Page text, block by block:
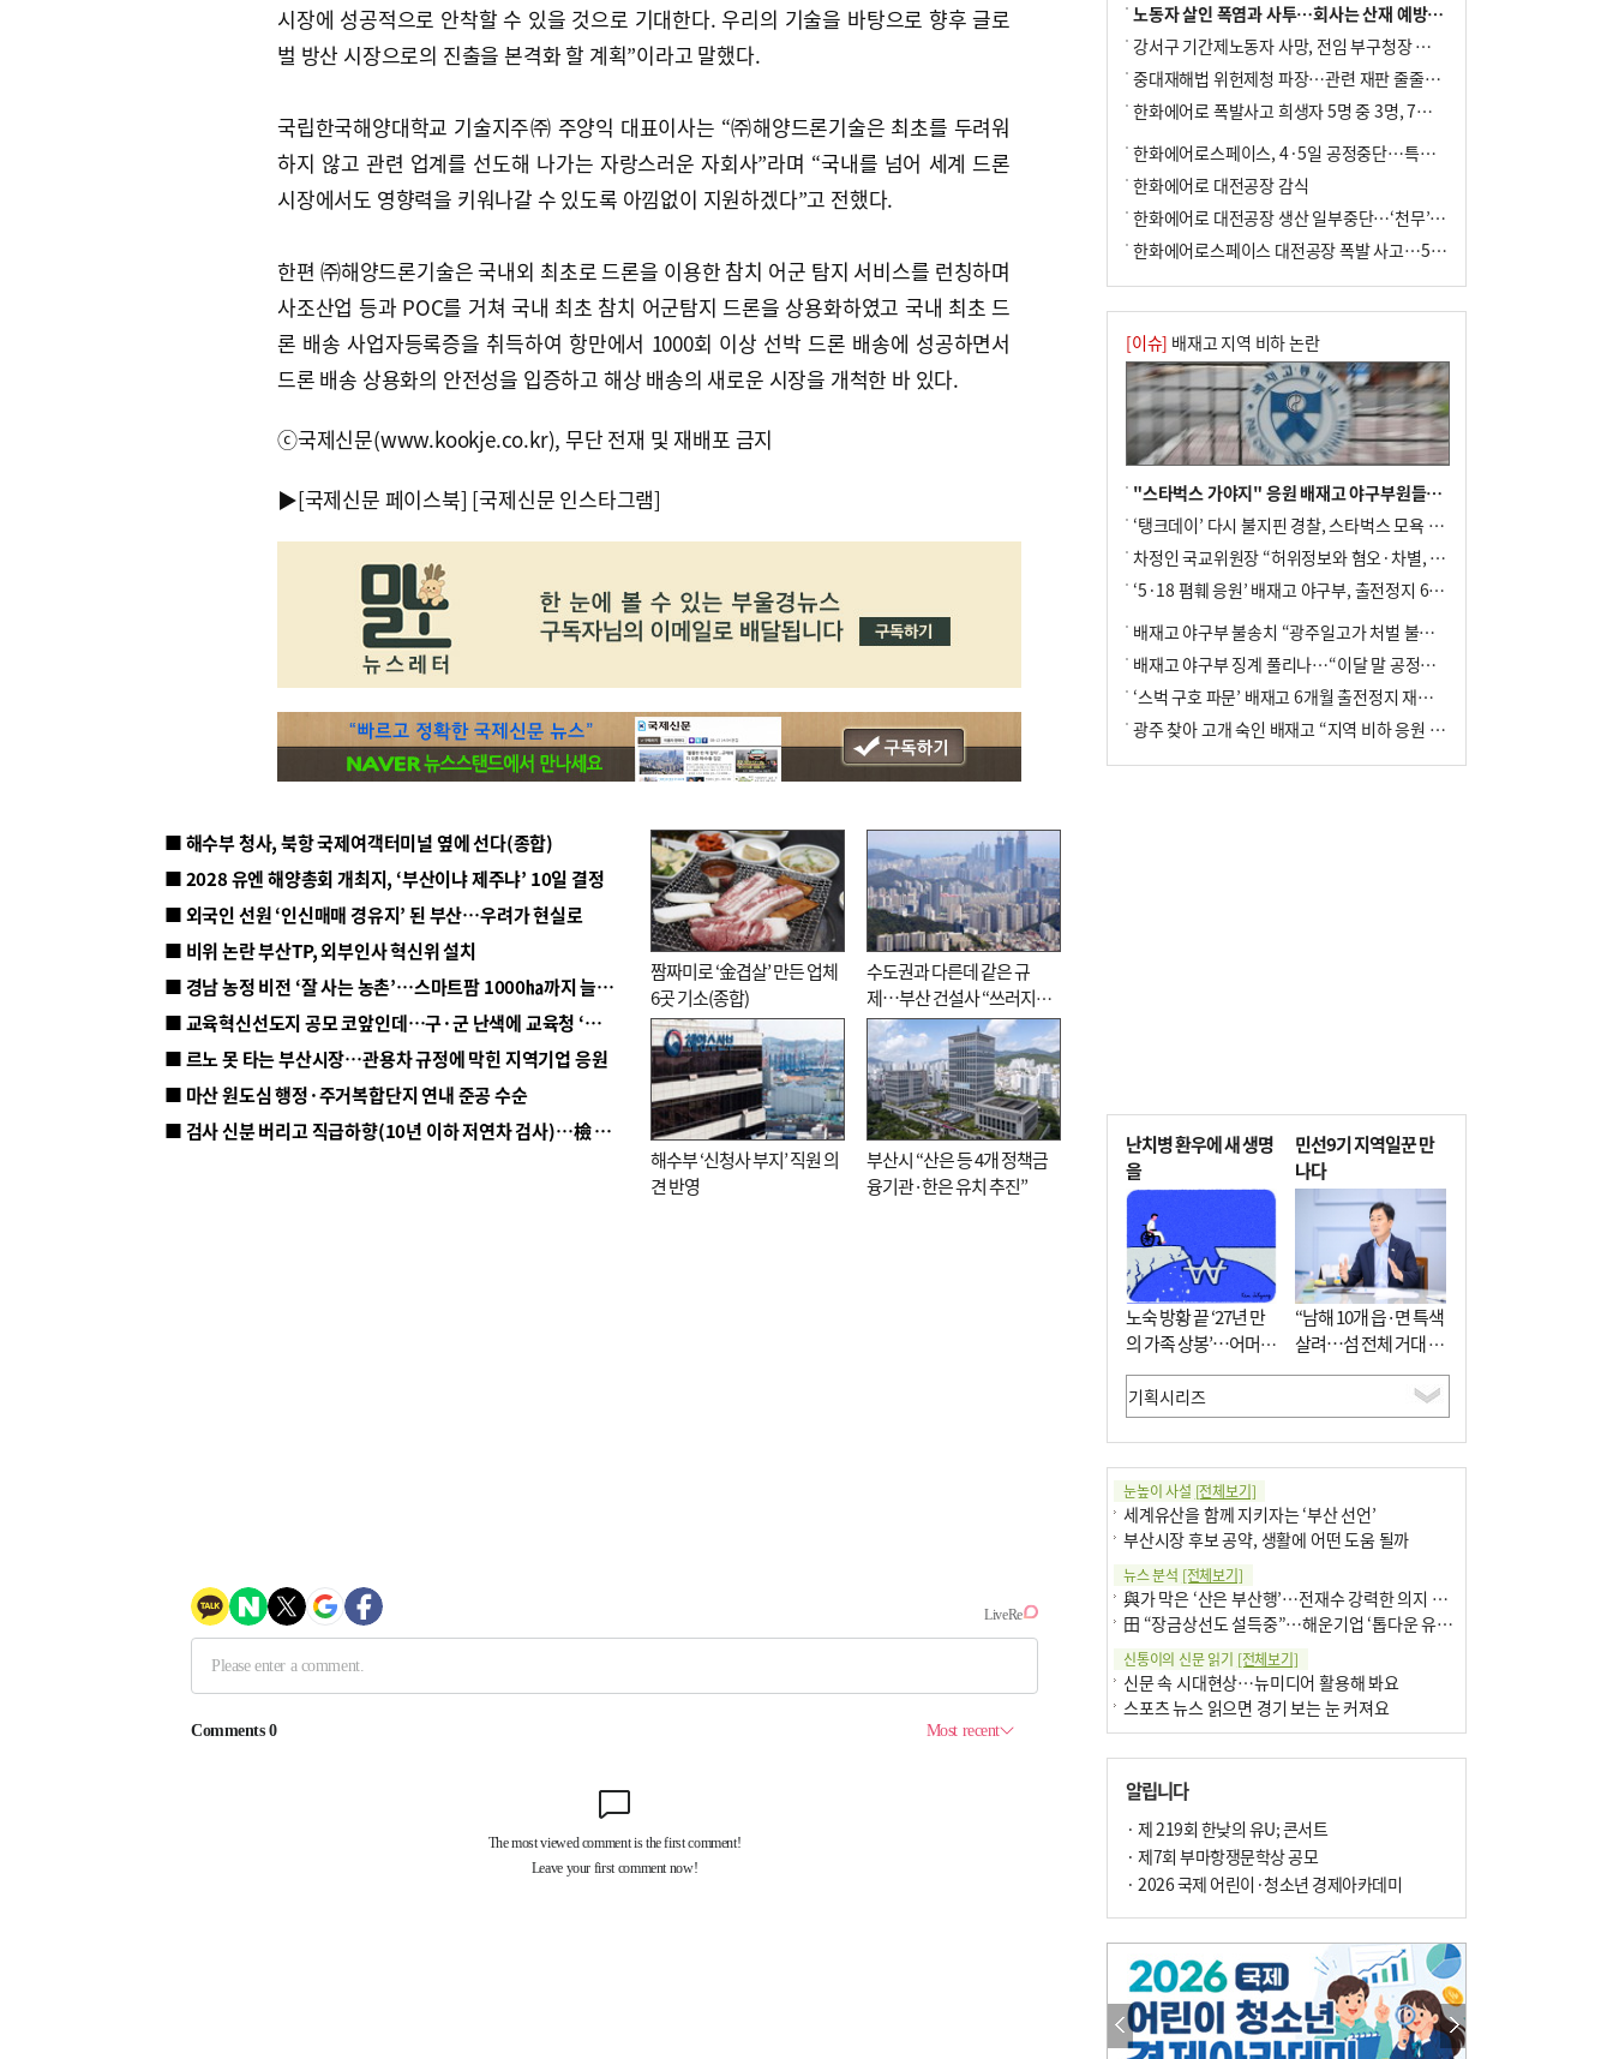
시장에 성공적으로 안착할 수 있을 것으로 기대한다. 우리의 기술을 바탕으로 향후 글로
벌 방산 시장으로의 진출을 본격화 할 계획”이라고 말했다.
국립한국해양대학교 기술지주㈜ 주양익 대표이사는 “㈜해양드론기술은 최초를 두려워
하지 않고 관련 업계를 선도해 나가는 자랑스러운 자회사”라며 “국내를 넘어 세계 드론
시장에서도 영향력을 키워나갈 수 있도록 아낌없이 지원하겠다”고 전했다.
한편 ㈜해양드론기술은 국내외 최초로 드론을 이용한 참치 어군 탐지 서비스를 런칭하며
사조산업 등과 POC를 거쳐 국내 최초 참치 어군탐지 드론을 상용화하였고 국내 최초 드
론 배송 사업자등록증을 취득하여 항만에서 1000회 이상 선박 드론 배송에 성공하면서
드론 배송 상용화의 안전성을 입증하고 해상 배송의 새로운 시장을 개척한 바 있다.
ⓒ국제신문(www.kookje.co.kr), 무단 전재 및 재배포 금지
▶[국제신문 페이스북] [국제신문 인스타그램]
■ 해수부 청사, 북항 국제여객터미널 옆에 선다(종합)
■ 2028 유엔 해양총회 개최지, ‘부산이냐 제주냐’ 10일 결정
■ 외국인 선원 ‘인신매매 경유지’ 된 부산…우려가 현실로
■ 비위 논란 부산TP, 외부인사 혁신위 설치
■ 경남 농정 비전 ‘잘 사는 농촌’…스마트팜 1000㏊까지 늘린다
■ 교육혁신선도지 공모 코앞인데…구·군 난색에 교육청 ‘쩔쩔’
■ 르노 못 타는 부산시장…관용차 규정에 막힌 지역기업 응원
■ 마산 원도심 행정·주거복합단지 연내 준공 수순
■ 검사 신분 버리고 직급하향(10년 이하 저연차 검사)…檢 중수청행 기피
짬짜미로 ‘金겹살’ 만든 업체
6곳 기소(종합)
수도권과 다른데 같은 규
제…부산 건설사 “쓰러지기
직전”
해수부 ‘신청사 부지’ 직원 의
견 반영
부산시 “산은 등 4개 정책금
융기관·한은 유치 추진”
노동자 살인 폭염과 사투…회사는 산재 예방·전기료 절감 전력
강서구 기간제노동자 사망, 전임 부구청장 檢 송치
중대재해법 위헌제청 파장…관련 재판 줄줄이 브레이크
한화에어로 폭발사고 희생자 5명 중 3명, 7일 영면
한화에어로스페이스, 4·5일 공정중단…특별 안전점검
한화에어로 대전공장 감식
한화에어로 대전공장 생산 일부중단…‘천무’ 수출 비상
한화에어로스페이스 대전공장 폭발 사고…5명 사망·2명 부상(종합)
[이슈] 배재고 지역 비하 논란
"스타벅스 가야지" 응원 배재고 야구부원들, 학교서 징계 처분
‘탱크데이’ 다시 불지핀 경찰, 스타벅스 모욕 혐의 압수수색
차정인 국교위원장 “허위정보와 혐오·차별, 학교 교실까지 유입"
‘5·18 폄훼 응원’ 배재고 야구부, 출전정지 6개월→1개월 감경
배재고 야구부 불송치 “광주일고가 처벌 불원 의사 표해”
배재고 야구부 징계 풀리나…“이달 말 공정위서 재심의”
‘스벅 구호 파문’ 배재고 6개월 출전정지 재심 신청키로
광주 찾아 고개 숙인 배재고 “지역 비하 응원 잘못”(종합)
난치병 환우에 새 생명
을
노숙 방황 끝 ‘27년 만
의 가족 상봉’…어머니
와 행복 꿈꿔
민선9기 지역일꾼 만
나다
“남해 10개 읍·면 특색
살려…섬 전체 거대 정
원으로 조성”
눈높이 사설 [전체보기]
세계유산을 함께 지키자는 ‘부산 선언’
부산시장 후보 공약, 생활에 어떤 도움 될까
뉴스 분석 [전체보기]
與가 막은 ‘산은 부산행’…전재수 강력한 의지 표명 없인 공염불
田 “장금상선도 설득중”…해운기업 ‘톱다운 유치전’ 가속
신통이의 신문 읽기 [전체보기]
신문 속 시대현상…뉴미디어 활용해 봐요
스포츠 뉴스 읽으면 경기 보는 눈 커져요
구·군 승진 축하화분 관행 없애자니 소상공인 울상
팩트체크[전체보기]
의령 한우산 털중나리
한 손 뉴스[전체보기]
시민이 개발한 폭염 대응 앱 ‘그늘로’ 길안내 지도 등 인기
골목 맛집 발굴 고메 셀렉션…부산시, 페스티벌 시월 연계
알립니다
· 제 219회 한낮의 유U; 콘서트
· 제7회 부마항쟁문학상 공모
· 2026 국제 어린이·청소년 경제아카데미